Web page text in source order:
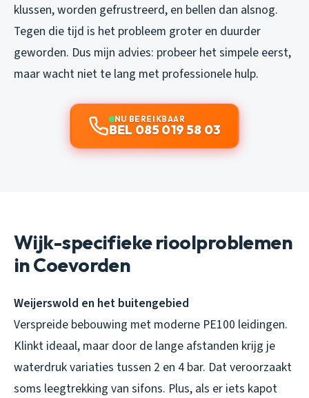
klussen, worden gefrustreerd, en bellen dan alsnog.
Tegen die tijd is het probleem groter en duurder
geworden. Dus mijn advies: probeer het simpele eerst,
maar wacht niet te lang met professionele hulp.
NU BEREIKBAAR
BEL 085 019 58 03
Wijk-specifieke rioolproblemen
in Coevorden
Weijerswold en het buitengebied
Verspreide bebouwing met moderne PE100 leidingen.
Klinkt ideaal, maar door de lange afstanden krijg je
waterdruk variaties tussen 2 en 4 bar. Dat veroorzaakt
soms leegtrekking van sifons. Plus, als er iets kapot